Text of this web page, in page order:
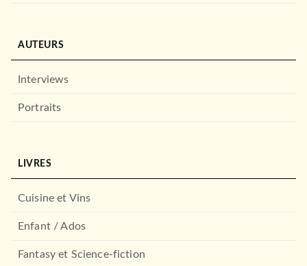
LE LIVRE DE POCHE
AUTEURS
Interviews
Portraits
LIVRES
Cuisine et Vins
Enfant / Ados
Fantasy et Science-fiction